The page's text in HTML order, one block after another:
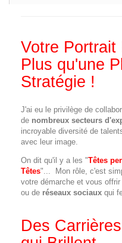
Votre Portrait
Plus qu'une
Stratégie !
J'ai eu le privilège de
de nombreux secteurs
incroyable diversité de
avec leur image.
On dit qu'il y a les "Têtes
Têtes"... Mon rôle, c'est
votre démarche et vous offrir
ou de réseaux sociaux qui
Des